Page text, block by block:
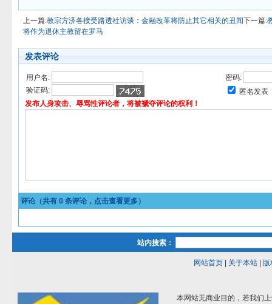
上一篇:教宗方济各接受路透社访谈：金融改革将防止其它相关的丑闻下一篇:
将作为退休主教留在罗马
发表评论
用户名:
密码:
验证码:
匿名发表
发布人身攻击、辱骂性评论者，将被褫夺评论的权利！
评论（共有 0 条评论，点击查看更多）
站内搜索：
网站首页| 关于本站| 版
本网站无商业目的，若我们